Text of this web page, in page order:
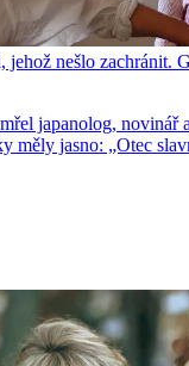
jehož nešlo zachránit.
japanolog, novinář
měly jasno: „Otec